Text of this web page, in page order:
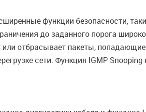
функции безопасности,
до заданного порога
отбрасывает пакеты,
сети. Функция IGMP